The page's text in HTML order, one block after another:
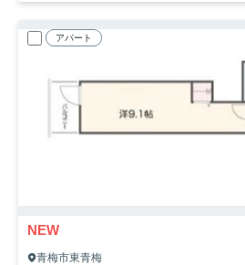
アパート
NEW
青梅市東青梅